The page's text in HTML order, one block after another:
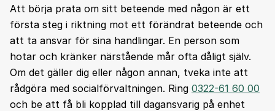
Att börja prata om sitt beteende med någon är ett
första steg i riktning mot ett förändrat beteende och
att ta ansvar för sina handlingar. En person som
hotar och kränker närstående mår ofta dåligt själv.
Om det gäller dig eller någon annan, tveka inte att
rådgöra med socialförvaltningen. Ring 0322-61 60 00
och be att få bli kopplad till dagansvarig på enhet